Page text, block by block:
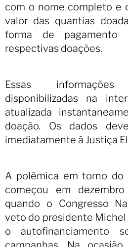
com o nome completo e
valor das quantias
forma de
respectivas doações.
Essas
disponibilizadas na
atualizada
doação. Os dados
imediatamente à Justiça
A polêmica em torno do
começou em
quando o Congresso
veto do presidente Michel
o autofinanciamento